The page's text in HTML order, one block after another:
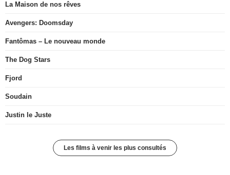
La Maison de nos rêves
Avengers: Doomsday
Fantômas – Le nouveau monde
The Dog Stars
Fjord
Soudain
Justin le Juste
Les films à venir les plus consultés